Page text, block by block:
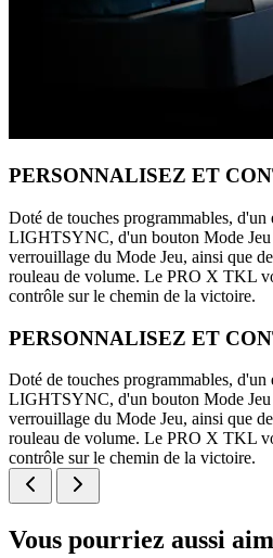
PERSONNALISEZ ET
Doté de touches programmables,
LIGHTSYNC, d'un bouton Mode
verrouillage du Mode Jeu, ainsi que
rouleau de volume. Le PRO X TKL
contrôle sur le chemin de la victoire.
PERSONNALISEZ ET
Doté de touches programmables,
LIGHTSYNC, d'un bouton Mode
verrouillage du Mode Jeu, ainsi que
rouleau de volume. Le PRO X TKL
contrôle sur le chemin de la victoire.
Vous pourriez aussi